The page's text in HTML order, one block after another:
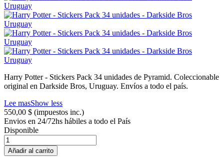
Harry Potter - Stickers Pack 34 unidades de Pyramid. Coleccionable
original en Darkside Bros, Uruguay. Envíos a todo el país.
Lee masShow less
550,00 $ (impuestos inc.)
Envios en 24/72hs hábiles a todo el País
Disponible
Añadir al carrito